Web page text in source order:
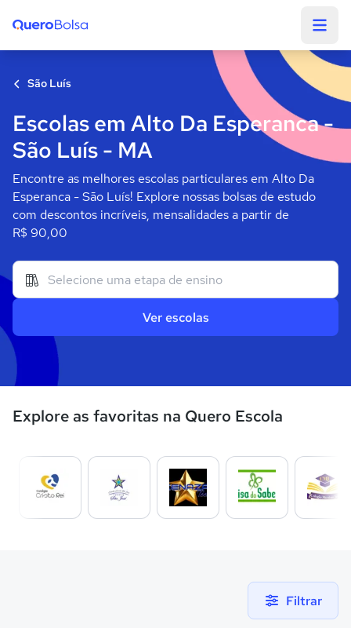
São Luís
Escolas em Alto Da Esperanca -
São Luís - MA
Encontre as melhores escolas particulares em Alto Da
Esperanca - São Luís! Explore nossas bolsas de estudo
com descontos incríveis, mensalidades a partir de
R$ 90,00
Ver escolas
Explore as favoritas na Quero Escola
Filtrar